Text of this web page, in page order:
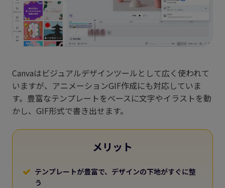
Canvaはビジュアルデザインツールとして広く使われて
いますが、アニメーションGIF作成にも対応していま
す。豊富なテンプレートをベースに文字やイラストを動
かし、GIF形式で書き出せます。
メリット
テンプレートが豊富で、デザインの下地がすぐに整
う